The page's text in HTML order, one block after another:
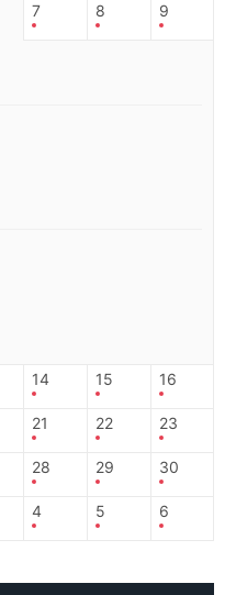
7 8 9
14 15 16
21 22 23
28 29 30
4 5 6